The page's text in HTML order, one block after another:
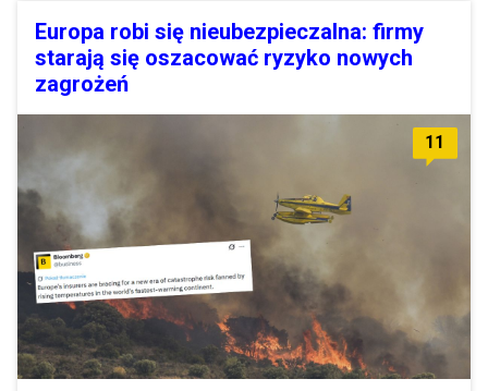
Europa robi się nieubezpieczalna: firmy
starają się oszacować ryzyko nowych
zagrożeń
11